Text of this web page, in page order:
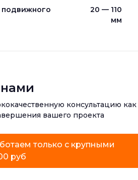
20 — 110
мм
нами
консультацию как
вашего проекта
только с крупными
руб